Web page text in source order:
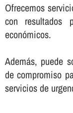
Ofrecemos
con resultados
económicos.
Además, puede
de compromiso
servicios de